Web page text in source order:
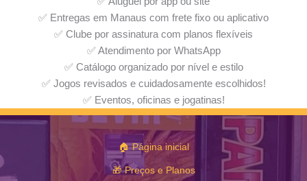
✅ Entregas em Manaus com frete fixo ou aplicativo
✅ Clube por assinatura com planos flexíveis
✅ Atendimento por WhatsApp
✅ Catálogo organizado por nível e estilo
✅ Jogos revisados e cuidadosamente escolhidos!
✅ Eventos, oficinas e jogatinas!
🏠 Página inicial
🎁 Preços e Planos